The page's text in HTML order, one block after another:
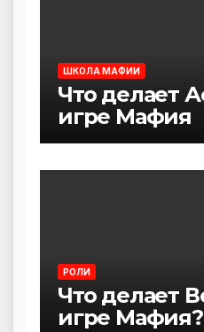
ШКОЛА МАФИИ
Что делает
игре Мафия
РОЛИ
Что делает
игре Мафия?